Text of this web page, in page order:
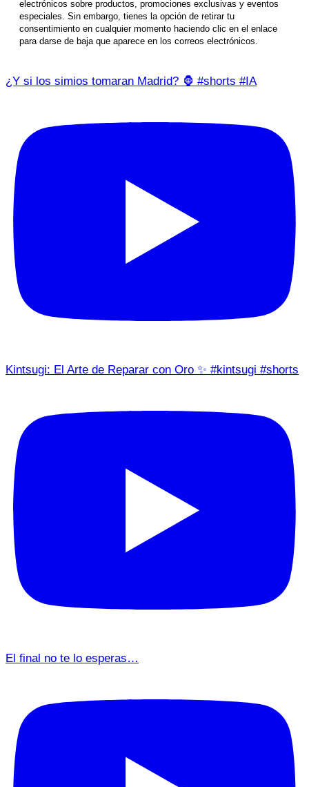
electrónicos sobre productos, promociones exclusivas y eventos
especiales. Sin embargo, tienes la opción de retirar tu
consentimiento en cualquier momento haciendo clic en el enlace
para darse de baja que aparece en los correos electrónicos.
¿Y si los simios tomaran Madrid? 🦍 #shorts #IA
Kintsugi: El Arte de Reparar con Oro ✨ #kintsugi #shorts
El final no te lo esperas…